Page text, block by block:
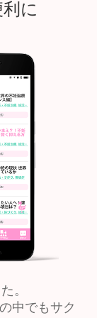
に
。
中でもサク